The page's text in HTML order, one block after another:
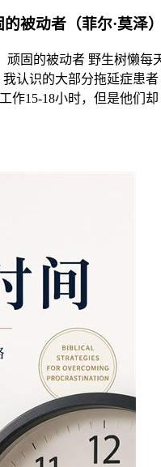
被动者（菲尔·莫泽
顽固的被动者 野生树懒每
认识的大部分拖延症患者
作15-18小时，但是他们却